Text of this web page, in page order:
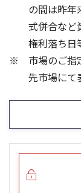
25/06
25/04 22/
21/01
の間は昨年
式併合など
権利落ち日
市場のご指
先市場にて